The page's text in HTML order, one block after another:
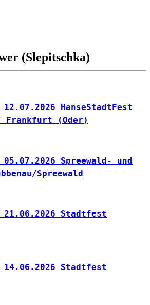
(Slepitschka)
HanseStadtFest
Frankfurt (Oder)
Spreewald- und
Spreewald
21.06.2026 Stadtfest
14.06.2026 Stadtfest